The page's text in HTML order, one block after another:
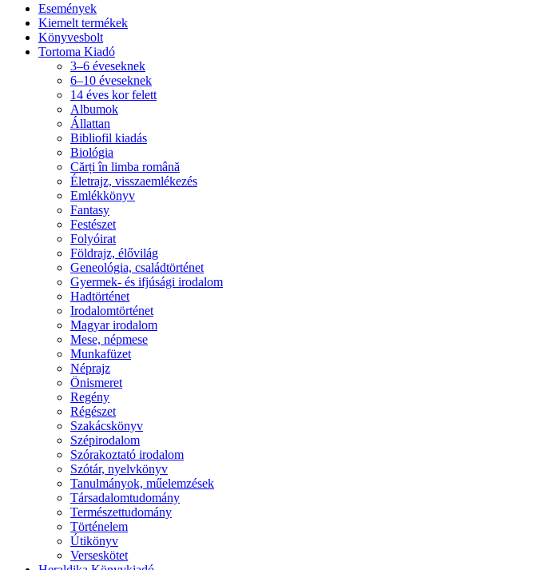
Események
Kiemelt termékek
Könyvesbolt
Tortoma Kiadó
3–6 éveseknek
6–10 éveseknek
14 éves kor felett
Albumok
Állattan
Bibliofil kiadás
Biológia
Cărți în limba română
Életrajz, visszaemlékezés
Emlékkönyv
Fantasy
Festészet
Folyóirat
Földrajz, élővilág
Geneológia, családtörténet
Gyermek- és ifjúsági irodalom
Hadtörténet
Irodalomtörténet
Magyar irodalom
Mese, népmese
Munkafüzet
Néprajz
Önismeret
Regény
Régészet
Szakácskönyv
Szépirodalom
Szórakoztató irodalom
Szótár, nyelvkönyv
Tanulmányok, műelemzések
Társadalomtudomány
Természettudomány
Történelem
Útikönyv
Verseskötet